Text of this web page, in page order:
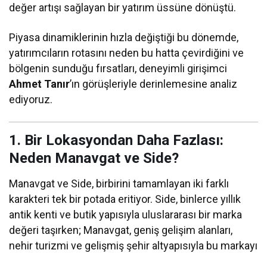
değer artışı sağlayan bir yatırım üssüne dönüştü.
Piyasa dinamiklerinin hızla değiştiği bu dönemde,
yatırımcıların rotasını neden bu hatta çevirdiğini ve
bölgenin sunduğu fırsatları, deneyimli girişimci
Ahmet Tanır’ın görüşleriyle derinlemesine analiz
ediyoruz.
1. Bir Lokasyondan Daha Fazlası:
Neden Manavgat ve Side?
Manavgat ve Side, birbirini tamamlayan iki farklı
karakteri tek bir potada eritiyor. Side, binlerce yıllık
antik kenti ve butik yapısıyla uluslararası bir marka
değeri taşırken; Manavgat, geniş gelişim alanları,
nehir turizmi ve gelişmiş şehir altyapısıyla bu markayı